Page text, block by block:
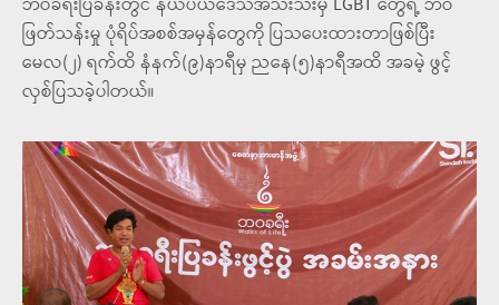
ဘဝခရီးပြခန်းတွင် နယ်ပယ်ဒေသအသီးသီးမှ LGBT တွေရဲ့ ဘဝ
ဖြတ်သန်းမှု ပုံရိပ်အစစ်အမှန်တွေကို ပြသပေးထားတာဖြစ်ပြီး
မေလ(၂) ရက်ထိ နံနက်(၉)နာရီမှ ညနေ(၅)နာရီအထိ အခမဲ့ ဖွင့်
လှစ်ပြသခဲ့ပါတယ်။